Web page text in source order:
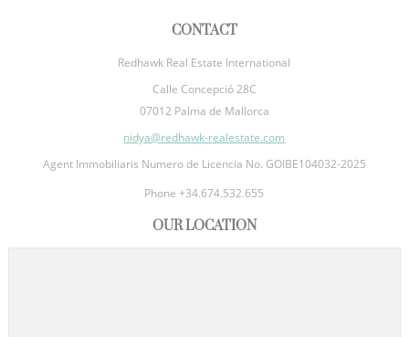
CONTACT
Redhawk Real Estate International
Calle Concepció 28C
07012 Palma de Mallorca
nidya@redhawk-realestate.com
Agent Immobiliaris Numero de Licencia No. GOIBE104032-2025
Phone +34.674.532.655
OUR LOCATION